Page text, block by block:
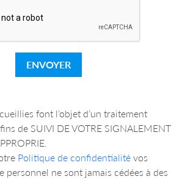
ENVOYER
font l’objet d’un traitement
de SUIVI DE VOTRE SIGNALEMENT
Politique de confidentialité vos
personnel ne sont jamais cédées à des